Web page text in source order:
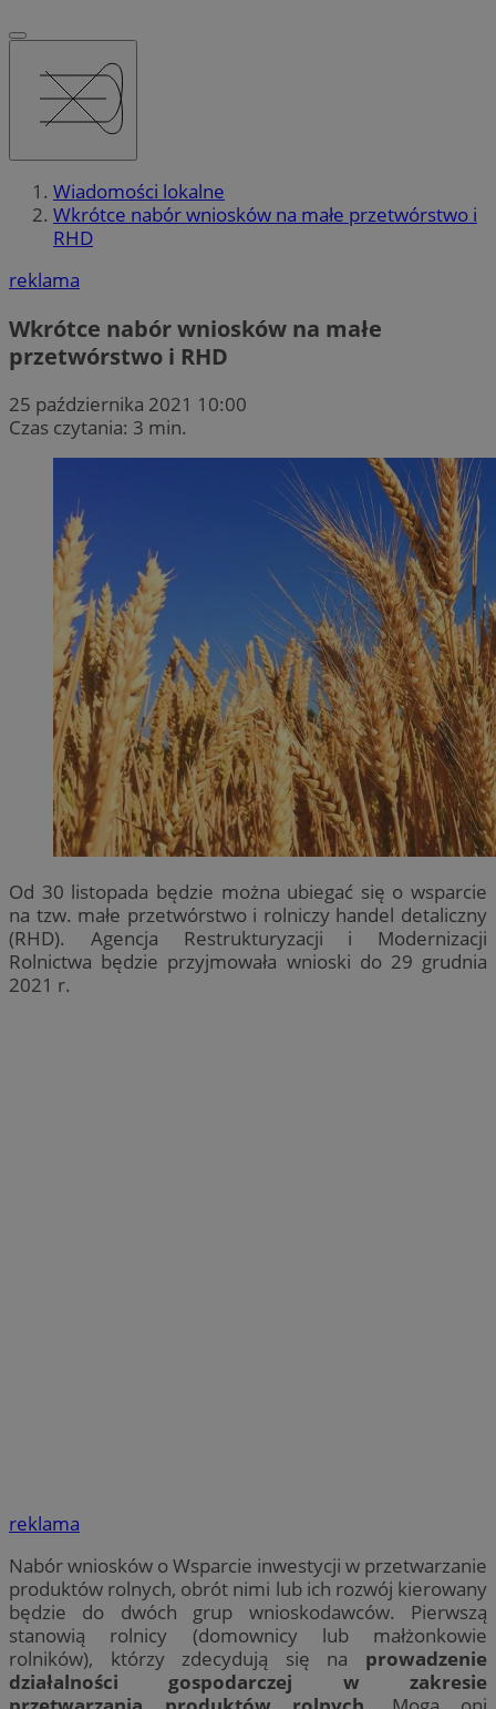
Wiadomości lokalne
Wkrótce nabór wniosków na małe przetwórstwo i
RHD
reklama
Wkrótce nabór wniosków na małe
przetwórstwo i RHD
25 października 2021 10:00
Czas czytania: 3 min.
Od 30 listopada będzie można ubiegać się o wsparcie
na tzw. małe przetwórstwo i rolniczy handel detaliczny
(RHD). Agencja Restrukturyzacji i Modernizacji
Rolnictwa będzie przyjmowała wnioski do 29 grudnia
2021 r.
reklama
Nabór wniosków o Wsparcie inwestycji w przetwarzanie
produktów rolnych, obrót nimi lub ich rozwój kierowany
będzie do dwóch grup wnioskodawców. Pierwszą
stanowią rolnicy (domownicy lub małżonkowie
rolników), którzy zdecydują się na prowadzenie
działalności gospodarczej w zakresie